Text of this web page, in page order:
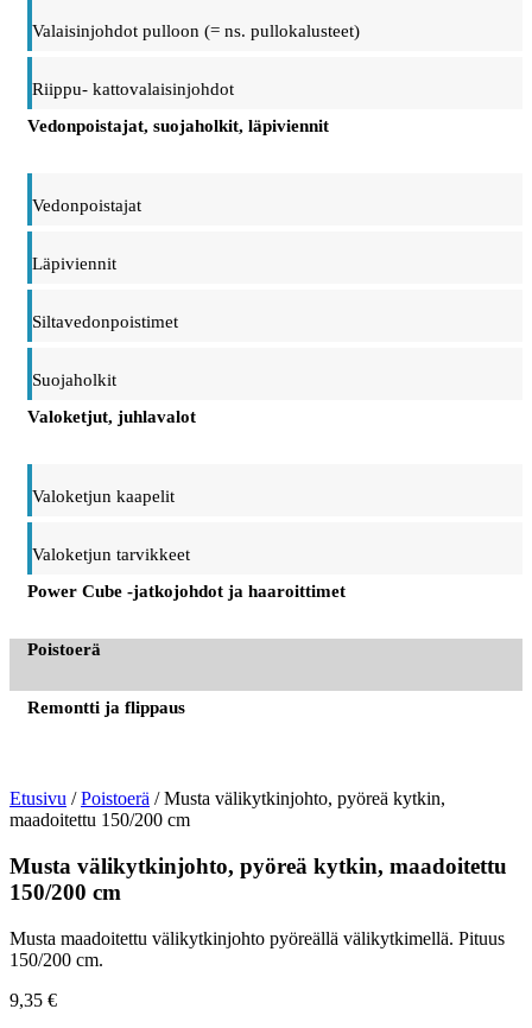
Valaisinjohdot pulloon (= ns. pullokalusteet)
Riippu- kattovalaisinjohdot
Vedonpoistajat, suojaholkit, läpiviennit
Vedonpoistajat
Läpiviennit
Siltavedonpoistimet
Suojaholkit
Valoketjut, juhlavalot
Valoketjun kaapelit
Valoketjun tarvikkeet
Power Cube -jatkojohdot ja haaroittimet
Poistoerä
Remontti ja flippaus
Etusivu /Poistoerä / Musta välikytkinjohto, pyöreä kytkin,
maadoitettu 150/200 cm
Musta välikytkinjohto, pyöreä kytkin, maadoitettu
150/200 cm
Musta maadoitettu välikytkinjohto pyöreällä välikytkimellä. Pituus
150/200 cm.
9,35 €